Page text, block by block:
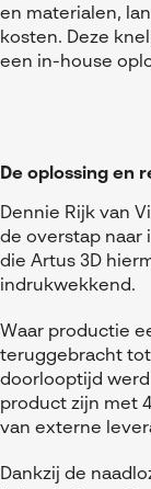
en materialen,
kosten. Deze
een in-house
De oplossing en
Dennie Rijk van
de overstap naar
die Artus 3D
indrukwekkend.
Waar productie
teruggebracht
doorlooptijd
product zijn met
van externe
Dankzij de